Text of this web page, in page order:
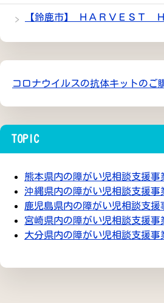
【鈴鹿市】 ＨＡＲＶＥＳＴ
コロナウイルスの抗体キットのご
TOPIC
熊本県内の障がい児相談支援事
沖縄県内の障がい児相談支援事
鹿児島県内の障がい児相談支援
宮崎県内の障がい児相談支援事
大分県内の障がい児相談支援事